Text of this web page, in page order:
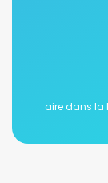
aire dans la